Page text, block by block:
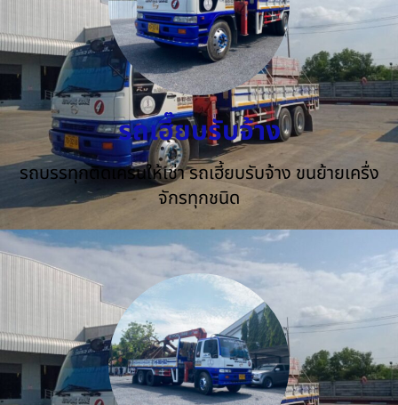
รถเฮี๊ยบรับจ้าง
รถบรรทุกติดเครนให้เช่า รถเฮี้ยบรับจ้าง ขนย้ายเครื่ง
จักรทุกชนิด